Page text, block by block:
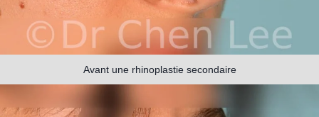
Avant une rhinoplastie secondaire